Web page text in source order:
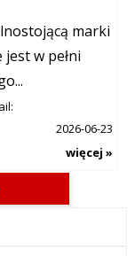
marki
jest w pełni
2026-06-23
więcej »